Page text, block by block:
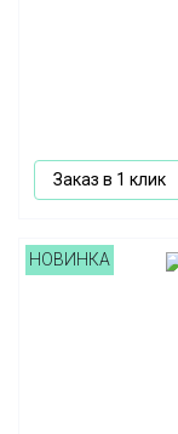
Заказ в 1 клик
НОВИНКА